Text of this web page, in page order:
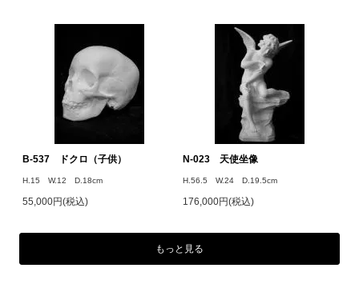
B-537 ドクロ（子供）
H.15 W.12 D.18cm
55,000円(税込)
N-023 天使坐像
H.56.5 W.24 D.19.5cm
176,000円(税込)
もっと見る